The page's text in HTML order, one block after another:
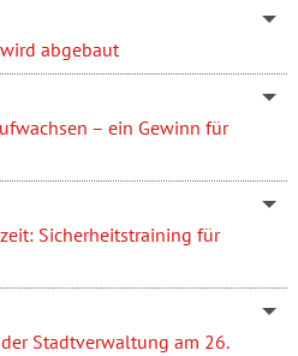
abgebaut
– ein Gewinn für
Sicherheitstraining für
Stadtverwaltung am 26.